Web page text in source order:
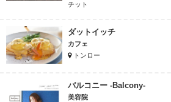
チット
ダットイッチ
カフェ
トンロー
バルコニー -Balcony-
美容院